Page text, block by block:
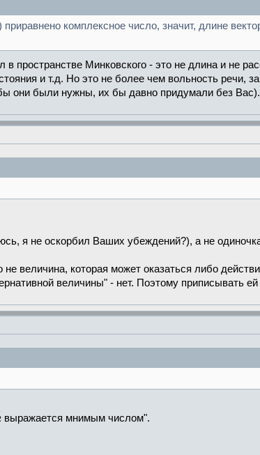
комплексное число, значит, длине
пространстве Минковского - это не длина и не
и т.д. Но это не более чем вольность речи,
они были нужны, их бы давно придумали без Вас).
я не оскорбил Ваших убеждений?), а не
величина, которая может оказаться либо
величины" - нет. Поэтому приписывать
выражается мнимым числом".